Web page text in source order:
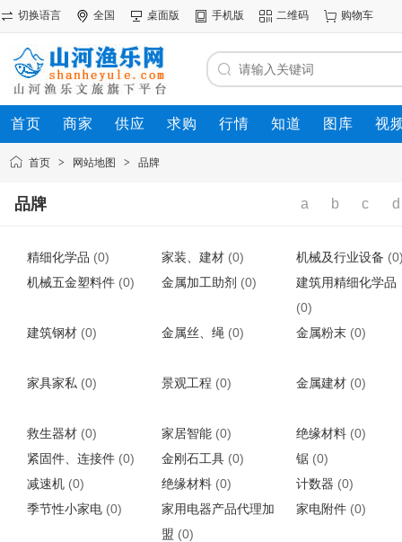
切换语言 全国 桌面版 手机版 二维码 购物车
首页 商家 供应 求购 行情 知道 图库 视
首页 > 网站地图 > 品牌
a b c d
品牌
精细化学品 (0) 家装、建材 (0) 机械及行业设备
机械五金塑料件 (0) 金属加工助剂 (0)
建筑用精细化学品
(0)
建筑钢材 (0) 金属丝、绳 (0) 金属粉末 (0)
家具家私 (0) 景观工程 (0) 金属建材 (0)
救生器材 (0) 家居智能 (0) 绝缘材料 (0)
紧固件、连接件 (0) 金刚石工具 (0) 锯 (0)
减速机 (0) 绝缘材料 (0) 计数器 (0)
季节性小家电 (0)
家用电器产品代理加
盟 (0)
家电附件 (0)